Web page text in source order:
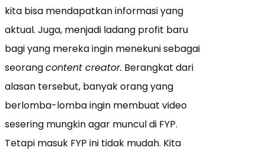
kita bisa mendapatkan informasi yang
aktual. Juga, menjadi ladang profit baru
bagi yang mereka ingin menekuni sebagai
seorangcontent creator. Berangkat dari
alasan tersebut, banyak orang yang
berlomba-lomba ingin membuat video
sesering mungkin agar muncul di FYP.
Tetapi masuk FYP ini tidak mudah. Kita